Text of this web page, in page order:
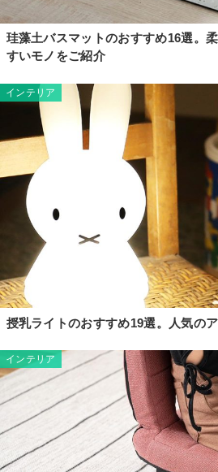
珪藻土バスマットのおすすめ16選。
すいモノをご紹介
インテリア
授乳ライトのおすすめ19選。人気の
インテリア